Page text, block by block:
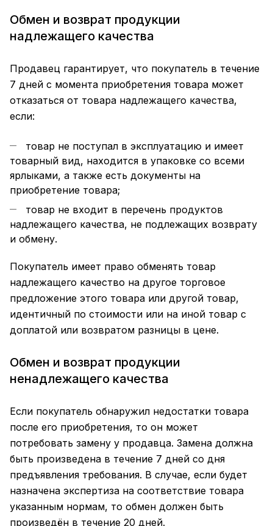
Обмен и возврат продукции
надлежащего качества
Продавец гарантирует, что покупатель в течение
7 дней с момента приобретения товара может
отказаться от товара надлежащего качества,
если:
товар не поступал в эксплуатацию и имеет
товарный вид, находится в упаковке со всеми
ярлыками, а также есть документы на
приобретение товара;
товар не входит в перечень продуктов
надлежащего качества, не подлежащих возврату
и обмену.
Покупатель имеет право обменять товар
надлежащего качество на другое торговое
предложение этого товара или другой товар,
идентичный по стоимости или на иной товар с
доплатой или возвратом разницы в цене.
Обмен и возврат продукции
ненадлежащего качества
Если покупатель обнаружил недостатки товара
после его приобретения, то он может
потребовать замену у продавца. Замена должна
быть произведена в течение 7 дней со дня
предъявления требования. В случае, если будет
назначена экспертиза на соответствие товара
указанным нормам, то обмен должен быть
произведён в течение 20 дней.